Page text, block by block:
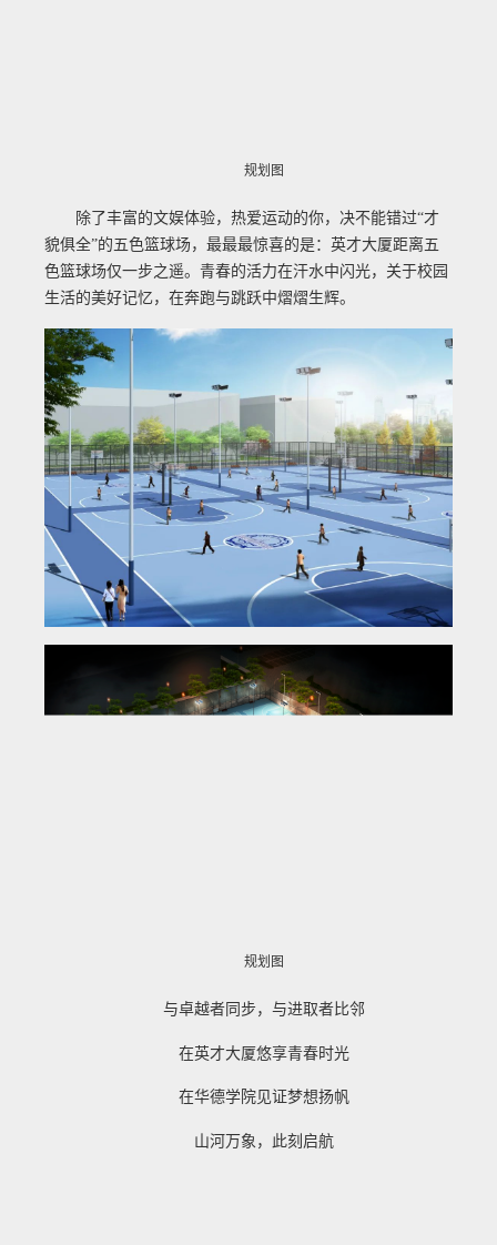
规划图
除了丰富的文娱体验，热爱运动的你，决不能错过“才
貌俱全”的五色篮球场，最最最惊喜的是：英才大厦距离五
色篮球场仅一步之遥。青春的活力在汗水中闪光，关于校园
生活的美好记忆，在奔跑与跳跃中熠熠生辉。
规划图
与卓越者同步，与进取者比邻
在英才大厦悠享青春时光
在华德学院见证梦想扬帆
山河万象，此刻启航